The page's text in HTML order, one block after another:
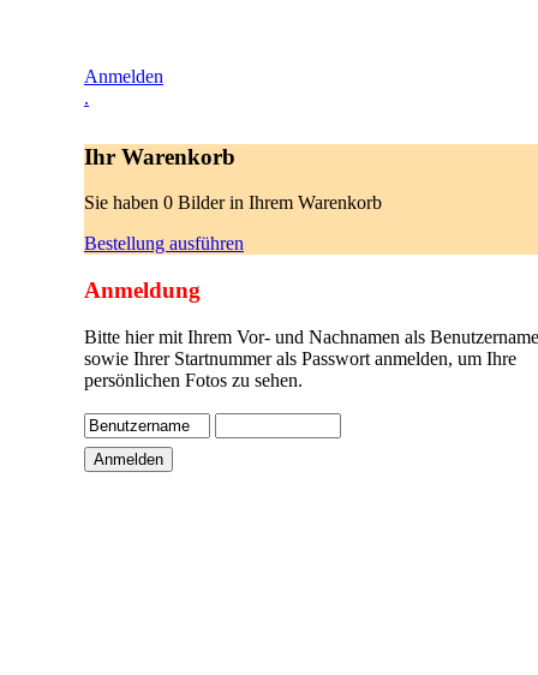
Anmelden
.
Ihr Warenkorb
Sie haben 0 Bilder in Ihrem Warenkorb
Bestellung ausführen
Anmeldung
Bitte hier mit Ihrem Vor- und Nachnamen als
sowie Ihrer Startnummer als Passwort anmelden, um Ihre
persönlichen Fotos zu sehen.